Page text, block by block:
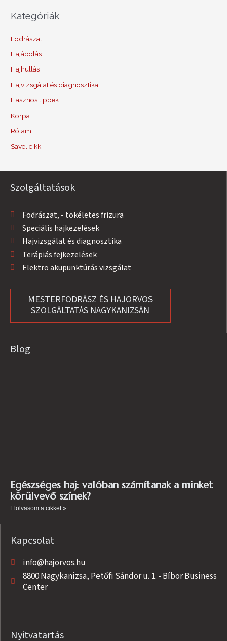
Kategóriák
Fodrászat
Hajápolás
Hajhullás
Hajvizsgálat és diagnosztika
Hasznos tippek
Korpa
Rólam
Savel cikk
Szolgáltatások
Fodrászat, - tökéletes frizura
Speciális hajkezelések
Hajvizsgálat és diagnosztika
Terápiás fejkezelések
Elektro akupunktúrás vizsgálat
MESTERFODRÁSZ ÉS HAJORVOS
SZOLGÁLTATÁS NAGYKANIZSÁN
Blog
Egészséges haj: valóban számítanak a minket
körülvevő színek?
Elolvasom a cikket »
Kapcsolat
info@hajorvos.hu
8800 Nagykanizsa, Petőfi Sándor u. 1. - Bíbor Business
Center
Nyitvatartás